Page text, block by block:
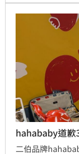
發聲，直言：「
消息，真的煩死
hahababy道歉
二伯品牌